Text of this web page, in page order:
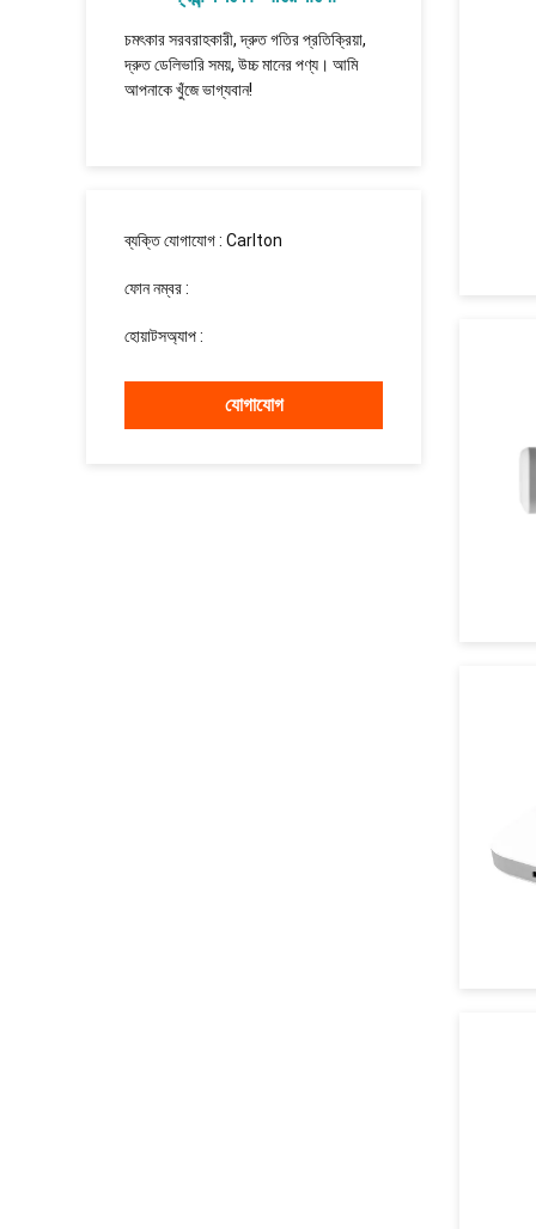
চমৎকার সরবরাহকারী, দ্রুত গতির প্রতিক্রিয়া,
দ্রুত ডেলিভারি সময়, উচ্চ মানের পণ্য। আমি
আপনাকে খুঁজে ভাগ্যবান!
ব্যক্তি যোগাযোগ : Carlton
ফোন নম্বর :
হোয়াটসঅ্যাপ :
যোগাযোগ